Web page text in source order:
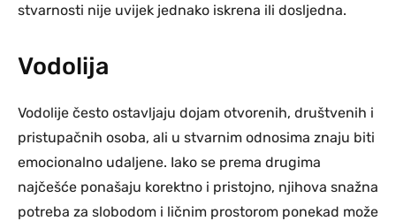
stvarnosti nije uvijek jednako iskrena ili dosljedna.
Vodolija
Vodolije često ostavljaju dojam otvorenih, društvenih i
pristupačnih osoba, ali u stvarnim odnosima znaju biti
emocionalno udaljene. Iako se prema drugima
najčešće ponašaju korektno i pristojno, njihova snažna
potreba za slobodom i ličnim prostorom ponekad može